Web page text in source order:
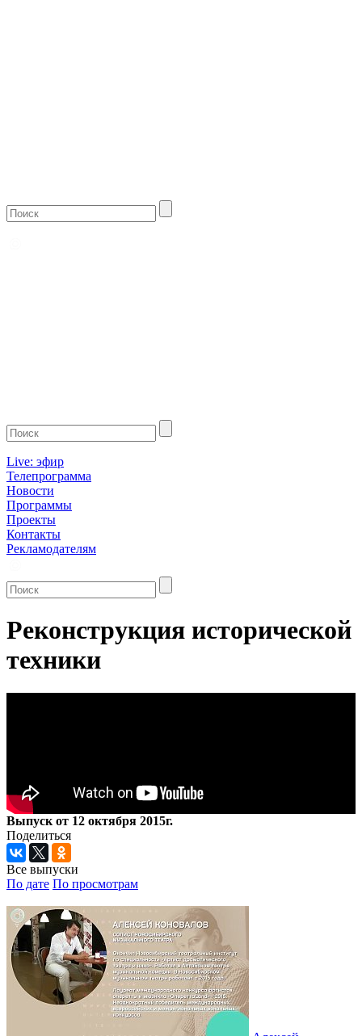
Live: эфир
Телепрограмма
Новости
Программы
Проекты
Контакты
Рекламодателям
Реконструкция исторической
техники
Выпуск от 12 октября 2015г.
Поделиться
Все выпуски
По дате По просмотрам